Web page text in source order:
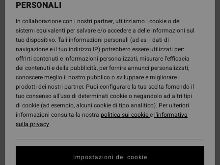
PERSONALI
In collaborazione con i nostri partner, utilizziamo i cookie o dei
sistemi equivalenti per salvare e/o accedere a delle informazioni sul
tuo dispositivo. Tali informazioni personali (ad es. i dati di
navigazione e il tuo indirizzo IP) potrebbero essere utilizzati per:
offrirti contenuti e informazioni personalizzati, misurare l’efficacia
dei contenuti e della pubblicità, per fornire annunci personalizzati,
conoscere meglio il nostro pubblico o sviluppare e migliorare i
prodotti dei nostri partner. Puoi configurare la tua scelta fornendo il
tuo consenso all’uso di determinati cookie o negandolo ad altri tipi
di cookie (ad esempio, alcuni cookie di tipo analitico). Per ulteriori
informazioni consulta la nostra politica sui cookiee l'informativa
sulla privacy.
Impostazioni dei cookie